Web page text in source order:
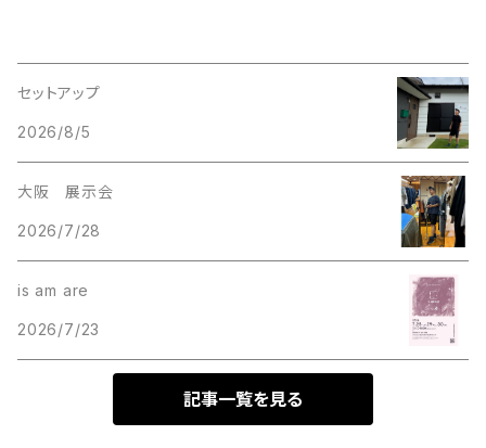
セットアップ
2026/8/5
大阪 展示会
2026/7/28
is am are
2026/7/23
記事一覧を見る